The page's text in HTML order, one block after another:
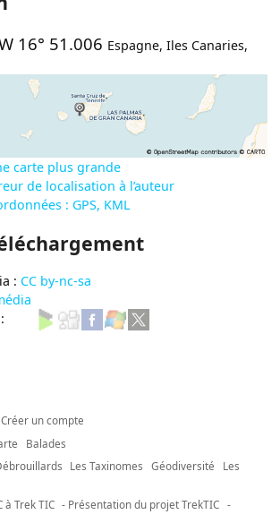
16° 51.006 Espagne,Iles Canaries,
carte plus grande
de localisation à l’auteur
: GPS, KML
: CC by-nc-sa
Créer un compte
Balades
Les Taxinomes Géodiversité
Les
à Trek TIC - Présentation du projet TrekTIC -